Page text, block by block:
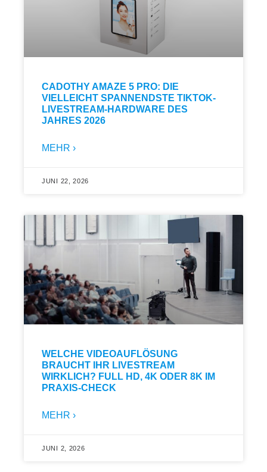
CADOTHY AMAZE 5 PRO: DIE
VIELLEICHT SPANNENDSTE TIKTOK-
LIVESTREAM-HARDWARE DES
JAHRES 2026
MEHR ›
JUNI 22, 2026
WELCHE VIDEOAUFLÖSUNG
BRAUCHT IHR LIVESTREAM
WIRKLICH? FULL HD, 4K ODER 8K IM
PRAXIS-CHECK
MEHR ›
JUNI 2, 2026